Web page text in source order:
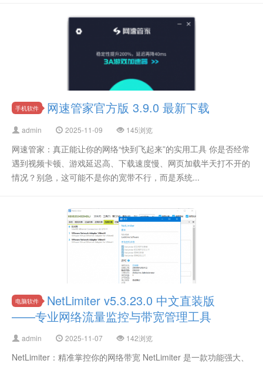
手机软件 网速管家官方版 3.9.0 最新下载
admin 2025-11-09 145浏览
网速管家：真正能让你的网络“快到飞起来”的实用工具 你是否经常
遇到视频卡顿、游戏延迟高、下载速度慢、网页加载半天打不开的
情况？别急，这可能不是你的宽带不行，而是系统...
电脑软件
NetLimiter v5.3.23.0 中文直装版
——专业网络流量监控与带宽管理工具
admin 2025-11-07 142浏览
NetLimiter：精准掌控你的网络带宽 NetLimiter 是一款功能强大、